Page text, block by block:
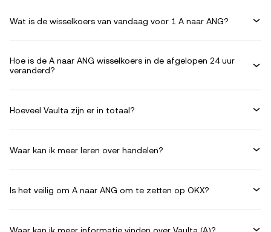
Wat is de wisselkoers van vandaag voor 1 A naar ANG?
Hoe is de A naar ANG wisselkoers in de afgelopen 24 uur
veranderd?
Hoeveel Vaulta zijn er in totaal?
Waar kan ik meer leren over handelen?
Is het veilig om A naar ANG om te zetten op OKX?
Waar kan ik meer informatie vinden over Vaulta (A)?